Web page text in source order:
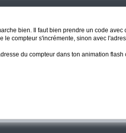
bien. Il faut bien prendre un code
le compteur s'incrémente, sinon avec
du compteur dans ton animation flash